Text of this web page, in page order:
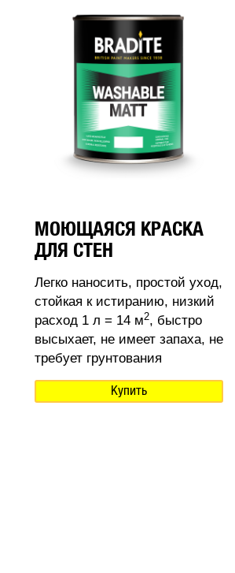
МОЮЩАЯСЯ КРАСКА
ДЛЯ СТЕН
Легко наносить, простой уход,
стойкая к истиранию, низкий
расход 1 л = 14 м2, быстро
высыхает, не имеет запаха, не
требует грунтования
Купить